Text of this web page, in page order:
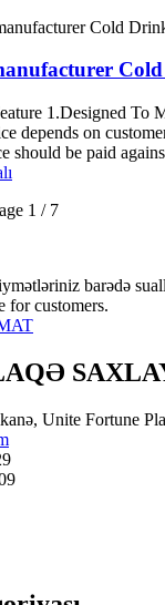
1.Designed To
depends on
should be paid
1 / 7
barədə
for customers.
Unite Fortune